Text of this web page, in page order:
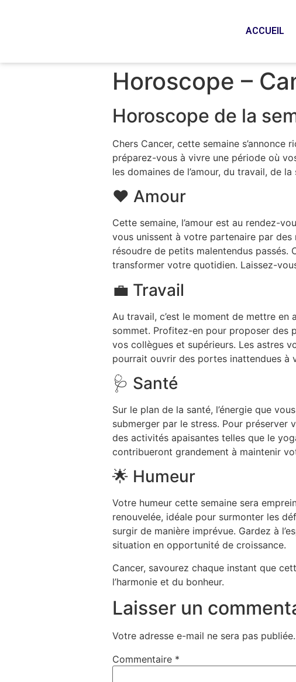
ACCUEIL
Horoscope –
Horoscope de la
Chers Cancer, cette semaine
préparez-vous à vivre une période où
les domaines de l’amour, du travail, de
❤️ Amour
Cette semaine, l’amour est au rendez-
vous unissent à votre partenaire par
résoudre de petits malentendus
transformer votre quotidien. Laissez-
💼 Travail
Au travail, c’est le moment de mettre
sommet. Profitez-en pour proposer des
vos collègues et supérieurs. Les astres
pourrait ouvrir des portes inattendues à
🩺 Santé
Sur le plan de la santé, l’énergie que
submerger par le stress. Pour préserver
des activités apaisantes telles que le
contribueront grandement à maintenir
🌟 Humeur
Votre humeur cette semaine sera
renouvelée, idéale pour surmonter les
surgir de manière imprévue. Gardez à
situation en opportunité de croissance.
Cancer, savourez chaque instant que
l’harmonie et du bonheur.
Laisser un
Votre adresse e-mail ne sera pas publiée.
Commentaire *